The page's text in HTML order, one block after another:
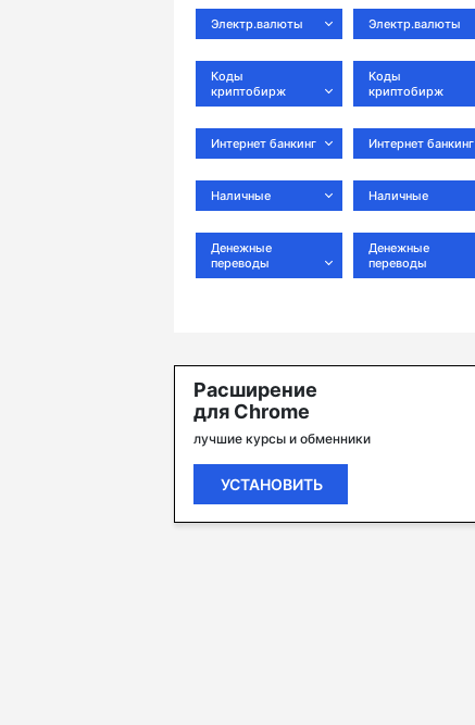
Электр.валюты
Коды
криптобирж
Интернет банкинг
Наличные
Денежные
переводы
Электр.валюты
Коды
криптобирж
Интернет банкинг
Наличные
Денежные
переводы
Расширение
для Chrome
лучшие курсы и обменники
УСТАНОВИТЬ